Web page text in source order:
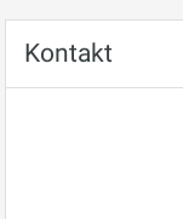
Kontakt